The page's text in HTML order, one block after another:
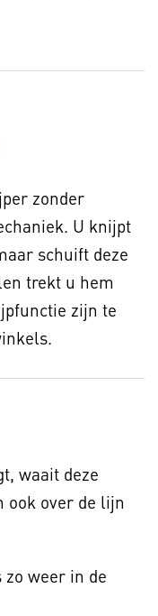
zonder
U knijpt
schuift deze
trekt u hem
zijn te
waait deze
ook over de lijn
zo weer in de